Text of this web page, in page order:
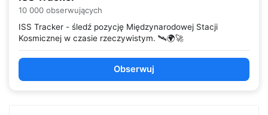
10 000 obserwujących
ISS Tracker - śledź pozycję Międzynarodowej Stacji
Kosmicznej w czasie rzeczywistym. 🛰️🌍🚀
Obserwuj